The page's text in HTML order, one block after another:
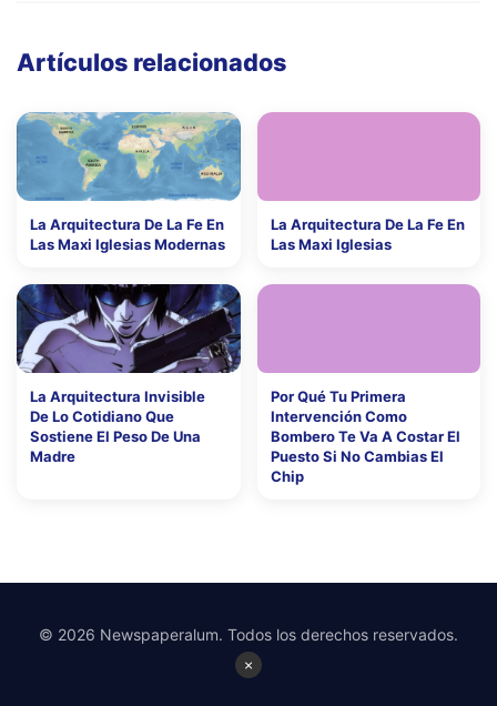
Artículos relacionados
La Arquitectura De La Fe En
Las Maxi Iglesias Modernas
La Arquitectura De La Fe En
Las Maxi Iglesias
La Arquitectura Invisible
De Lo Cotidiano Que
Sostiene El Peso De Una
Madre
Por Qué Tu Primera
Intervención Como
Bombero Te Va A Costar El
Puesto Si No Cambias El
Chip
×
© 2026 Newspaperalum. Todos los derechos reservados.